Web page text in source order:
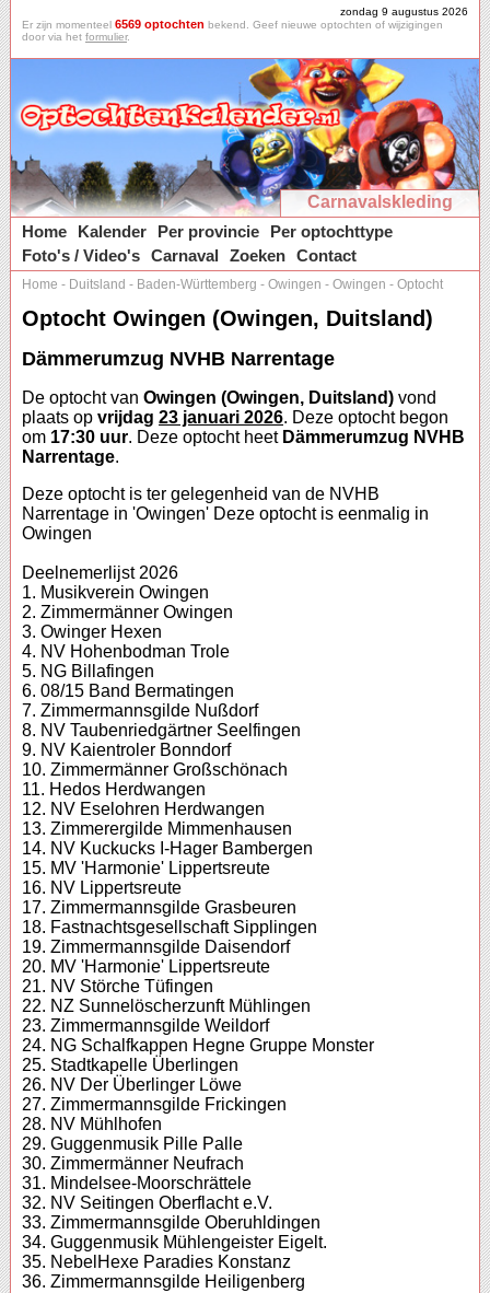
zondag 9 augustus 2026
Er zijn momenteel 6569 optochten bekend. Geef nieuwe optochten of wijzigingen
door via het formulier.
Carnavalskleding
Home
Kalender Per provincie
Per optochttype
Foto's / Video's Carnaval Zoeken Contact
Home - Duitsland - Baden-Württemberg - Owingen - Owingen - Optocht
Optocht Owingen (Owingen, Duitsland)
Dämmerumzug NVHB Narrentage
De optocht van Owingen (Owingen, Duitsland) vond
plaats op vrijdag 23 januari 2026. Deze optocht begon
om 17:30 uur. Deze optocht heet Dämmerumzug NVHB
Narrentage.
Deze optocht is ter gelegenheid van de NVHB
Narrentage in 'Owingen' Deze optocht is eenmalig in
Owingen
Deelnemerlijst 2026
1. Musikverein Owingen
2. Zimmermänner Owingen
3. Owinger Hexen
4. NV Hohenbodman Trole
5. NG Billafingen
6. 08/15 Band Bermatingen
7. Zimmermannsgilde Nußdorf
8. NV Taubenriedgärtner Seelfingen
9. NV Kaientroler Bonndorf
10. Zimmermänner Großschönach
11. Hedos Herdwangen
12. NV Eselohren Herdwangen
13. Zimmerergilde Mimmenhausen
14. NV Kuckucks I-Hager Bambergen
15. MV 'Harmonie' Lippertsreute
16. NV Lippertsreute
17. Zimmermannsgilde Grasbeuren
18. Fastnachtsgesellschaft Sipplingen
19. Zimmermannsgilde Daisendorf
20. MV 'Harmonie' Lippertsreute
21. NV Störche Tüfingen
22. NZ Sunnelöscherzunft Mühlingen
23. Zimmermannsgilde Weildorf
24. NG Schalfkappen Hegne Gruppe Monster
25. Stadtkapelle Überlingen
26. NV Der Überlinger Löwe
27. Zimmermannsgilde Frickingen
28. NV Mühlhofen
29. Guggenmusik Pille Palle
30. Zimmermänner Neufrach
31. Mindelsee-Moorschrättele
32. NV Seitingen Oberflacht e.V.
33. Zimmermannsgilde Oberuhldingen
34. Guggenmusik Mühlengeister Eigelt.
35. NebelHexe Paradies Konstanz
36. Zimmermannsgilde Heiligenberg